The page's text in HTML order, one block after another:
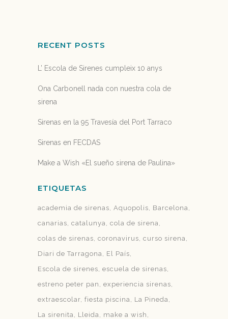
RECENT POSTS
L’ Escola de Sirenes cumpleix 10 anys
Ona Carbonell nada con nuestra cola de
sirena
Sirenas en la 95 Travesía del Port Tarraco
Sirenas en FECDAS
Make a Wish «El sueño sirena de Paulina»
ETIQUETAS
academia de sirenas Aquopolis
Barcelona
canarias catalunya cola de sirena
colas de sirenas coronavirus curso sirena
Diari de Tarragona
El País
Escola de sirenes escuela de sirenas
estreno peter pan
experiencia sirenas
extraescolar fiesta piscina
La Pineda
La sirenita
Lleida
make a wish